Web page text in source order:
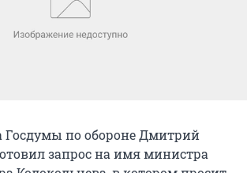
Госдумы по обороне Дмитрий
запрос на имя министра